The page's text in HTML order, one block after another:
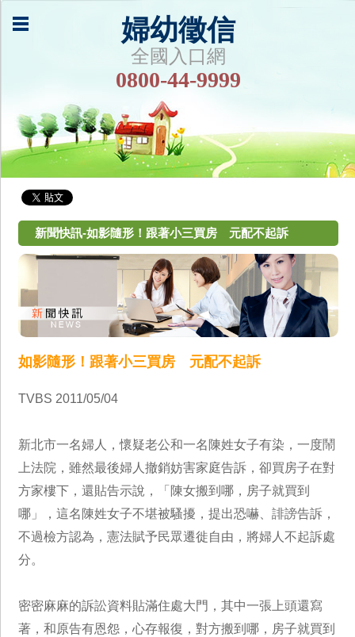
婦幼徵信
全國入口網
0800-44-9999
新聞快訊-如影隨形！跟著小三買房 元配不起訴
如影隨形！跟著小三買房 元配不起訴
TVBS 2011/05/04
新北市一名婦人，懷疑老公和一名陳姓女子有染，一度鬧
上法院，雖然最後婦人撤銷妨害家庭告訴，卻買房子在對
方家樓下，還貼告示說，「陳女搬到哪，房子就買到
哪」，這名陳姓女子不堪被騷擾，提出恐嚇、誹謗告訴，
不過檢方認為，憲法賦予民眾遷徙自由，將婦人不起訴處
分。
密密麻麻的訴訟資料貼滿住處大門，其中一張上頭還寫
著，和原告有恩怨，心存報復，對方搬到哪，房子就買到